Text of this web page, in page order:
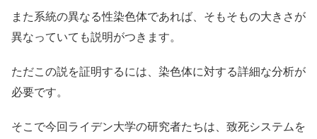
また系統の異なる性染色体であれば、そもそもの大きさが
異なっていても説明がつきます。
ただこの説を証明するには、染色体に対する詳細な分析が
必要です。
そこで今回ライデン大学の研究者たちは、致死システムを